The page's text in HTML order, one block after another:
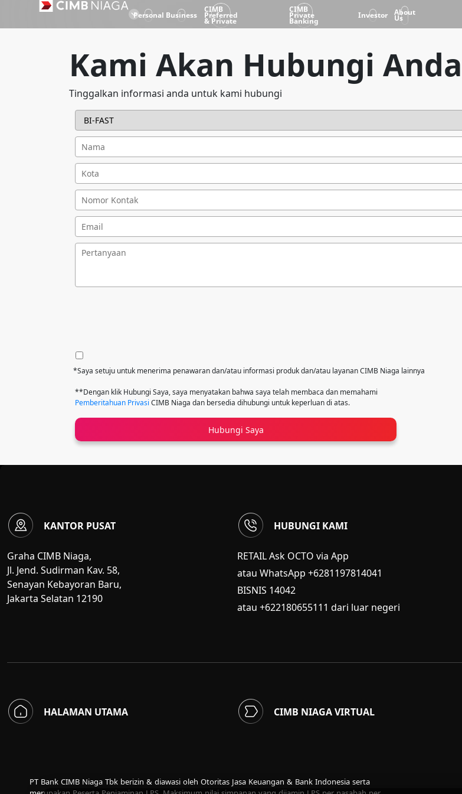
Personal Business
CIMB
Preferred
& Private
CIMB
Private
Banking
Investor About
Us
Kami Akan Hubungi Anda
Tinggalkan informasi anda untuk kami hubungi
*Saya setuju untuk menerima penawaran dan/atau informasi produk dan/atau layanan CIMB Niaga lainnya
**Dengan klik Hubungi Saya, saya menyatakan bahwa saya telah membaca dan memahami
Pemberitahuan Privasi CIMB Niaga dan bersedia dihubungi untuk keperluan di atas.
Hubungi Saya
KANTOR PUSAT
Graha CIMB Niaga,
Jl. Jend. Sudirman Kav. 58,
Senayan Kebayoran Baru,
Jakarta Selatan 12190
HUBUNGI KAMI
RETAIL Ask OCTO via App
atau WhatsApp +6281197814041
BISNIS 14042
atau +622180655111 dari luar negeri
HALAMAN UTAMA CIMB NIAGA VIRTUAL
PT Bank CIMB Niaga Tbk berizin & diawasi oleh Otoritas Jasa Keuangan & Bank Indonesia serta